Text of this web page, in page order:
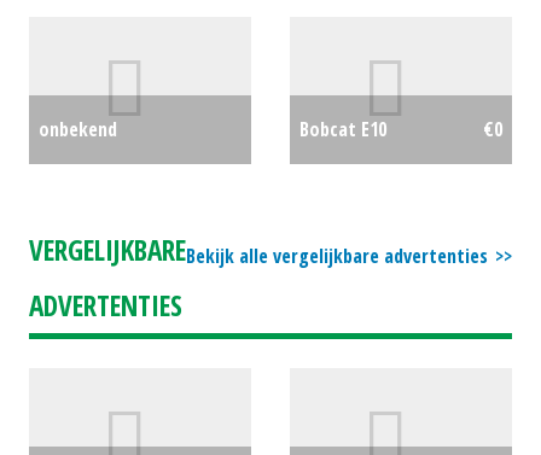
onbekend
Bobcat E10 €0
Bekijk alle vergelijkbare advertenties
VERGELIJKBARE
ADVERTENTIES